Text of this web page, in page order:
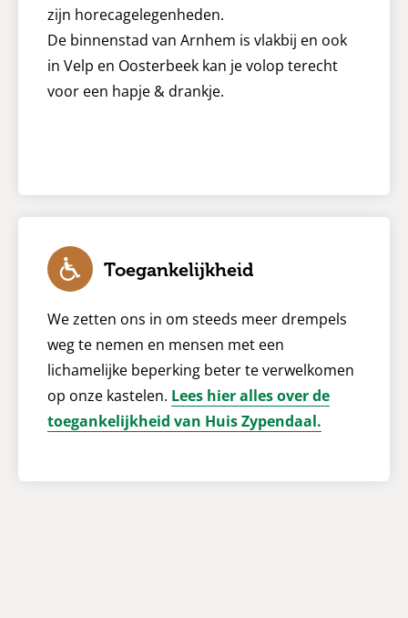
zijn horecagelegenheden.
De binnenstad van Arnhem is vlakbij en ook
in Velp en Oosterbeek kan je volop terecht
voor een hapje & drankje.
Toegankelijkheid
We zetten ons in om steeds meer drempels
weg te nemen en mensen met een
lichamelijke beperking beter te verwelkomen
op onze kastelen. Lees hier alles over de
toegankelijkheid van Huis Zypendaal.